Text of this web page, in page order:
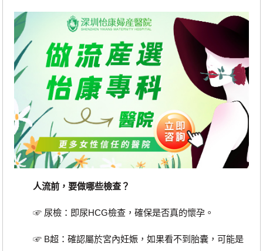
人流前，要做哪些檢查？
☞ 尿檢：即尿HCG檢查，確保是否真的懷孕。
☞ B超：確認屬於宮內妊娠，如果看不到胎囊，可能是